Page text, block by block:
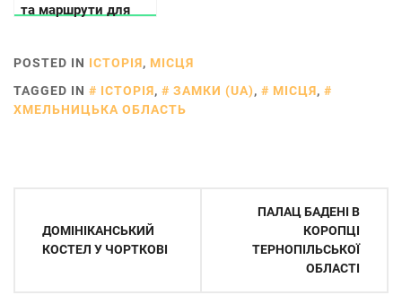
та маршрути для
POSTED IN ІСТОРІЯ, МІСЦЯ
TAGGED IN
ІСТОРІЯ, ЗАМКИ (UA), МІСЦЯ,
ХМЕЛЬНИЦЬКА ОБЛАСТЬ
записів
ДОМІНІКАНСЬКИЙ
КОСТЕЛ У ЧОРТКОВІ
ПАЛАЦ БАДЕНІ В
КОРОПЦІ
ТЕРНОПІЛЬСЬКОЇ
ОБЛАСТІ